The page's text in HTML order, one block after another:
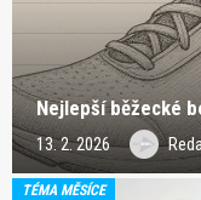
Nejlepší běžecké
13. 2. 2026
TÉMA MĚSÍCE